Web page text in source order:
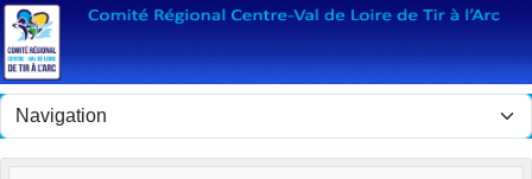
Panneau de gestion des cookies